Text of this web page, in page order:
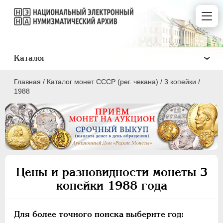
Главная / Каталог монет СССР (рег. чекана) / 3 копейки /
1988
Цены и разновидности монеты 3
копейки 1988 года
Для более точного поиска выберите год:
Каталог
ПОЛКОПЕЙКИ
2 КОПЕЙКИ
3 КОПЕЙКИ
10 КОПЕЕК